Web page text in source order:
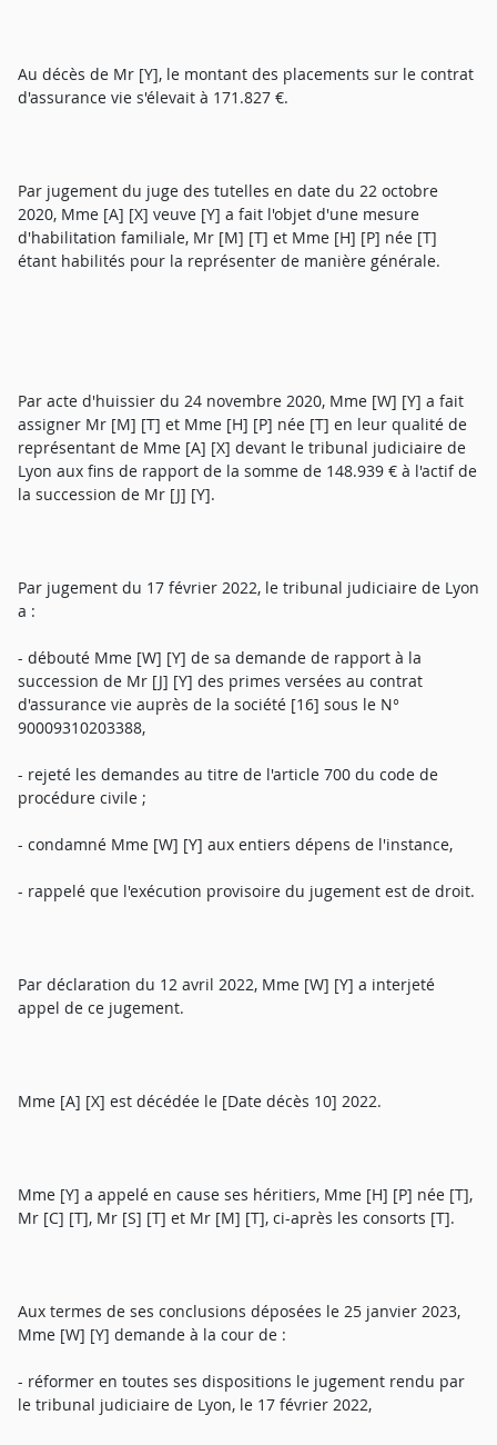
Au décès de Mr [Y], le montant des placements sur le contrat
d'assurance vie s'élevait à 171.827 €.
Par jugement du juge des tutelles en date du 22 octobre
2020, Mme [A] [X] veuve [Y] a fait l'objet d'une mesure
d'habilitation familiale, Mr [M] [T] et Mme [H] [P] née [T]
étant habilités pour la représenter de manière générale.
Par acte d'huissier du 24 novembre 2020, Mme [W] [Y] a fait
assigner Mr [M] [T] et Mme [H] [P] née [T] en leur qualité de
représentant de Mme [A] [X] devant le tribunal judiciaire de
Lyon aux fins de rapport de la somme de 148.939 € à l'actif de
la succession de Mr [J] [Y].
Par jugement du 17 février 2022, le tribunal judiciaire de Lyon
a :
- débouté Mme [W] [Y] de sa demande de rapport à la
succession de Mr [J] [Y] des primes versées au contrat
d'assurance vie auprès de la société [16] sous le N°
90009310203388,
- rejeté les demandes au titre de l'article 700 du code de
procédure civile ;
- condamné Mme [W] [Y] aux entiers dépens de l'instance,
- rappelé que l'exécution provisoire du jugement est de droit.
Par déclaration du 12 avril 2022, Mme [W] [Y] a interjeté
appel de ce jugement.
Mme [A] [X] est décédée le [Date décès 10] 2022.
Mme [Y] a appelé en cause ses héritiers, Mme [H] [P] née [T],
Mr [C] [T], Mr [S] [T] et Mr [M] [T], ci-après les consorts [T].
Aux termes de ses conclusions déposées le 25 janvier 2023,
Mme [W] [Y] demande à la cour de :
- réformer en toutes ses dispositions le jugement rendu par
le tribunal judiciaire de Lyon, le 17 février 2022,